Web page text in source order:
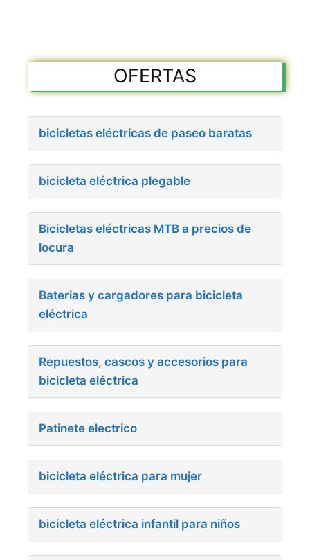
OFERTAS
bicicletas eléctricas de paseo baratas
bicicleta eléctrica plegable
Bicicletas eléctricas MTB a precios de
locura
Baterias y cargadores para bicicleta
eléctrica
Repuestos, cascos y accesorios para
bicicleta eléctrica
Patinete electrico
bicicleta eléctrica para mujer
bicicleta eléctrica infantil para niños